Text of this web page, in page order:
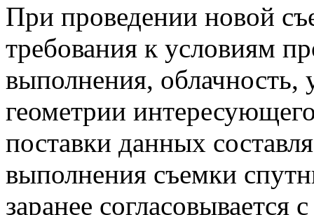
При проведении новой
требования к условиям
выполнения, облачность,
геометрии
поставки данных
выполнения съемки
заранее